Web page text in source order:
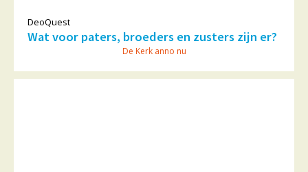
DeoQuest
Wat voor paters, broeders en zusters zijn er?
De Kerk anno nu